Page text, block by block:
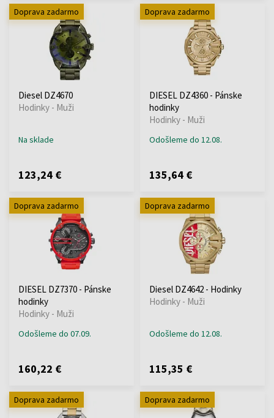
Doprava zadarmo
Diesel DZ4670
Hodinky - Muži
Na sklade
123,24 €
Doprava zadarmo
DIESEL DZ4360 - Pánske
hodinky
Hodinky - Muži
Odošleme do 12.08.
135,64 €
Doprava zadarmo
DIESEL DZ7370 - Pánske
hodinky
Hodinky - Muži
Odošleme do 07.09.
160,22 €
Doprava zadarmo
Diesel DZ4642 - Hodinky
Hodinky - Muži
Odošleme do 12.08.
115,35 €
Doprava zadarmo Doprava zadarmo